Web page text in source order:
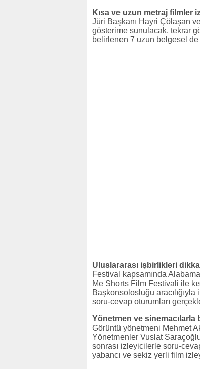
Kısa ve uzun metraj filmler
Jüri Başkanı Hayri Çölaşan
gösterime sunulacak, tekrar
belirlenen 7 uzun belgesel
Uluslararası işbirlikleri
Festival kapsamında
Me Shorts Film Festivali ile
Başkonsolosluğu
soru-cevap oturumları
Yönetmen ve sinemacılarla
Görüntü yönetmeni Mehmet
Yönetmenler Vuslat
sonrası izleyicilerle soru-
yabancı ve sekiz yerli film